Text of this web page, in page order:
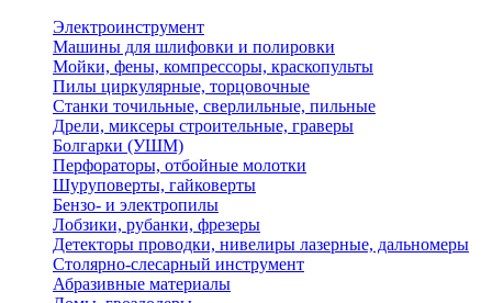
Электроинструмент
Машины для шлифовки и полировки
Мойки, фены, компрессоры, краскопульты
Пилы циркулярные, торцовочные
Станки точильные, сверлильные, пильные
Дрели, миксеры строительные, граверы
Болгарки (УШМ)
Перфораторы, отбойные молотки
Шуруповерты, гайковерты
Бензо- и электропилы
Лобзики, рубанки, фрезеры
Детекторы проводки, нивелиры лазерные, дальномеры
Столярно-слесарный инструмент
Абразивные материалы